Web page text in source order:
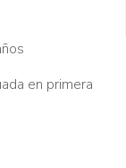
en primera